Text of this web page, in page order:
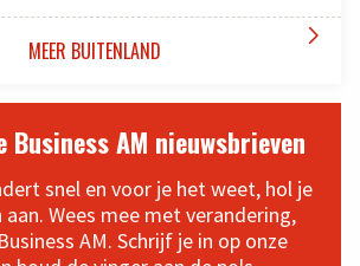
MEER BUITENLAND 
Business AM nieuwsbrieven
snel en voor je het weet, hol je
Wees mee met verandering,
AM. Schrijf je in op onze